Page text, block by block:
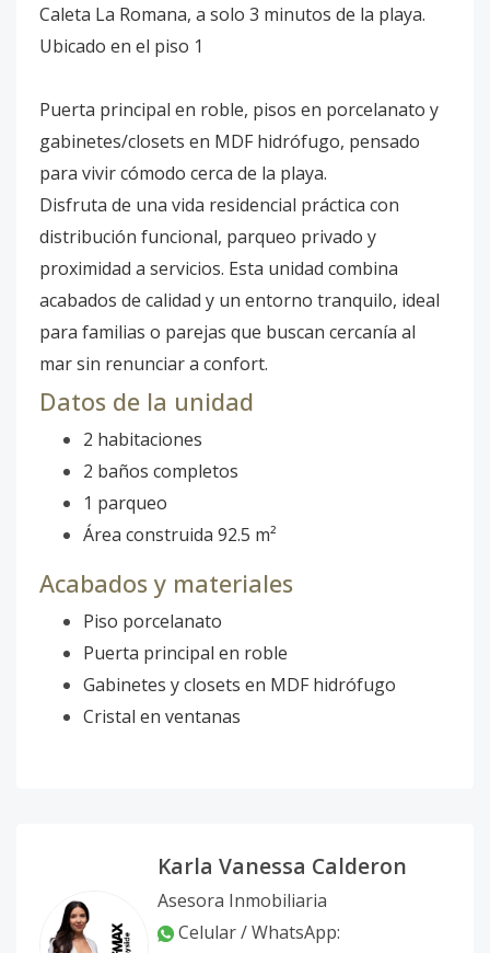
Caleta La Romana, a solo 3 minutos de la playa.
Ubicado en el piso 1
Puerta principal en roble, pisos en porcelanato y
gabinetes/closets en MDF hidrófugo, pensado
para vivir cómodo cerca de la playa.
Disfruta de una vida residencial práctica con
distribución funcional, parqueo privado y
proximidad a servicios. Esta unidad combina
acabados de calidad y un entorno tranquilo, ideal
para familias o parejas que buscan cercanía al
mar sin renunciar a confort.
Datos de la unidad
2 habitaciones
2 baños completos
1 parqueo
Área construida 92.5 m²
Acabados y materiales
Piso porcelanato
Puerta principal en roble
Gabinetes y closets en MDF hidrófugo
Cristal en ventanas
Karla Vanessa Calderon
Asesora Inmobiliaria
Celular / WhatsApp: